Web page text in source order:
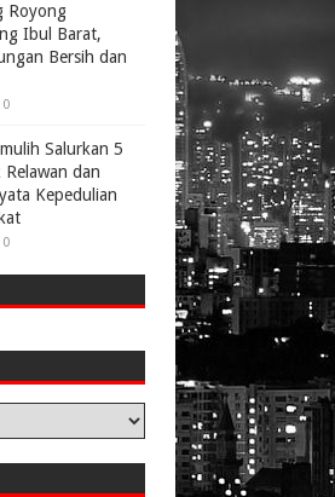
Royong
Ibul Barat,
Bersih dan
0
Salurkan 5
dan
Kepedulian
0